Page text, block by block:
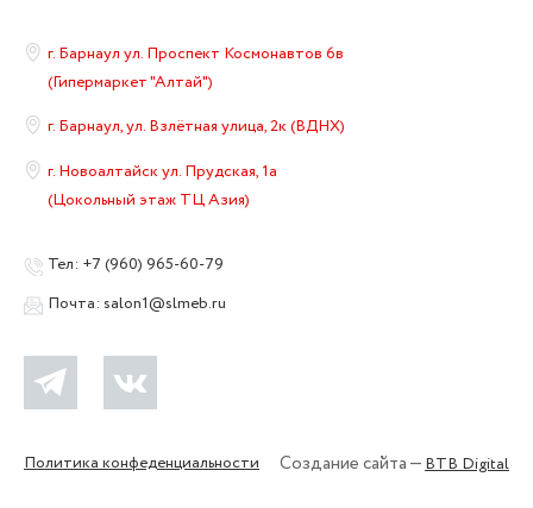
г. Барнаул ул. Проспект Космонавтов 6в
(Гипермаркет "Алтай")
г. Барнаул, ул. Взлётная улица, 2к (ВДНХ)
г. Новоалтайск ул. Прудская, 1а
(Цокольный этаж ТЦ Азия)
Тел: +7 (960) 965-60-79
Почта: salon1@slmeb.ru
Политика конфеденциальности Создание сайта —BTB Digital